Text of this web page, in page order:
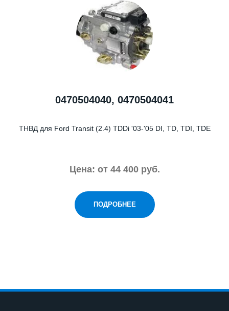
0470504040, 0470504041
ТНВД для Ford Transit (2.4) TDDi '03-'05 DI, TD, TDI, TDE
Цена: от 44 400 руб.
ПОДРОБНЕЕ